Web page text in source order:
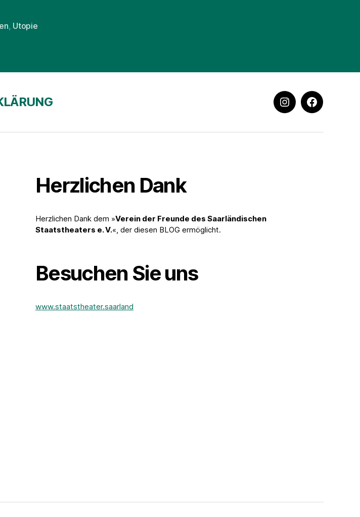
, Utopie
instagramfacebook
Herzlichen Dank
Herzlichen Dank dem »Verein der Freunde des Saarländischen
Staatstheaters e. V.«, der diesen BLOG ermöglicht.
Besuchen Sie uns
www.staatstheater.saarland